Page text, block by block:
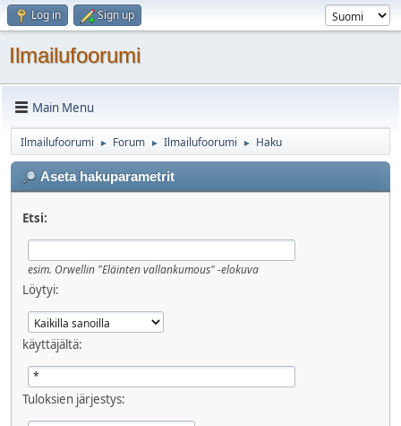
Log in Sign up
Ilmailufoorumi
Main Menu
Ilmailufoorumi ► Forum ► Ilmailufoorumi ► Haku
Aseta hakuparametrit
Etsi:
esim. Orwellin "Eläinten vallankumous" -elokuva
Löytyi:
käyttäjältä:
Tuloksien järjestys: